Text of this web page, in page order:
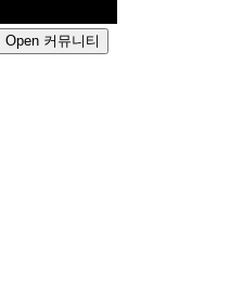
Open 커뮤니티